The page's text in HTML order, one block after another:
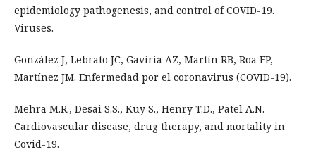
epidemiology pathogenesis, and control of COVID-19.
Viruses.
González J, Lebrato JC, Gaviria AZ, Martín RB, Roa FP,
Martínez JM. Enfermedad por el coronavirus (COVID-19).
Mehra M.R., Desai S.S., Kuy S., Henry T.D., Patel A.N.
Cardiovascular disease, drug therapy, and mortality in
Covid-19.